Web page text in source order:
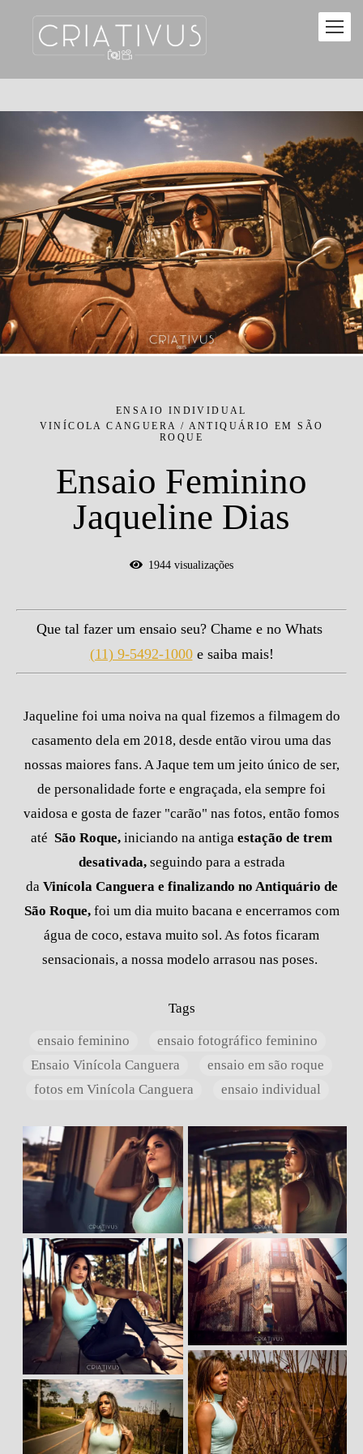
ENSAIO INDIVIDUAL
VINÍCOLA CANGUERA / ANTIQUÁRIO EM SÃO
ROQUE
Ensaio Feminino
Jaqueline Dias
1944 visualizações
Que tal fazer um ensaio seu? Chame e no Whats
(11) 9-5492-1000e saiba mais!
Jaqueline foi uma noiva na qual fizemos a filmagem do
casamento dela em 2018, desde então virou uma das
nossas maiores fans. A Jaque tem um jeito único de ser,
de personalidade forte e engraçada, ela sempre foi
vaidosa e gosta de fazer "carão" nas fotos, então fomos
até São Roque, iniciando na antiga estação de trem
desativada, seguindo para a estrada
da VinícolaCanguerae finalizando no Antiquário de
São Roque, foi um dia muito bacana e encerramos com
água de coco, estava muito sol. As fotos ficaram
sensacionais, a nossa modelo arrasou nas poses.
Tags
ensaio feminino
ensaio fotográfico feminino
Ensaio Vinícola Canguera
ensaio em são roque
fotos em Vinícola Canguera
ensaio individual